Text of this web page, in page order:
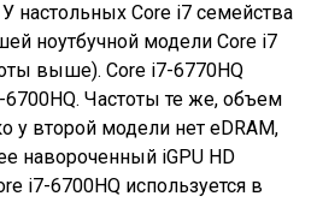
настольных Core i7 семейства
ноутбучной модели Core i7
выше). Core i7-6770HQ
Частоты те же, объем
у второй модели нет eDRAM,
навороченный iGPU HD
i7-6700HQ используется в